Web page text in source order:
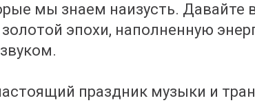
мы знаем наизусть. Давайте
эпохи, наполненную
праздник музыки и